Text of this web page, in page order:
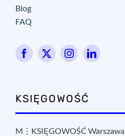
Blog
FAQ
KSIĘGOWOŚĆ
M⋮KSIĘGOWOŚĆ Warszawa